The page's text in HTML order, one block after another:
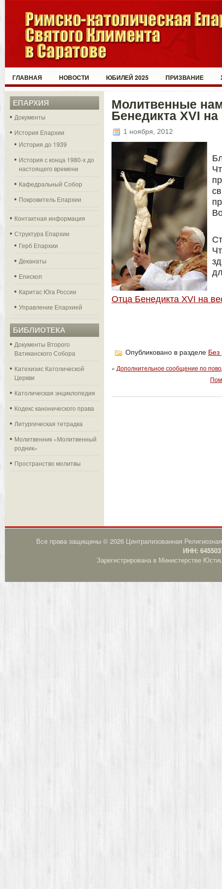
ГЛАВНАЯ НОВОСТИ ЮБИЛЕЙ 2025 ПРИЗВАНИЕ
ЕПАРХИЯ
Документы
История Епархии
История до 1939
История с конца 1980-х до
настоящего времени
Кафедральный Собор
Покровитель Епархии
Контактная информация
Структура Епархии
Герб Епархии
Деканаты
Епископ
Каритас Юга России
Управление Епархией
БИБЛИОТЕКА
Документы Второго
Ватиканского Собора
Катехизис Католической
Церкви
Католическая энциклопедия
Кодекс канонического права
Литургическая тетрадка
Молитвенник «Молитвенный
родник»
Пространство молитвы
Молитвенные
Бенедикта XVI
1 ноября, 2012
Отца Бенедикта XVI на
Опубликовано в разделе Без
« Дополнительное сообщение по
Все права защищены © 2026 Централизованная
ИНН:
Зарегистрирована в Министерстве